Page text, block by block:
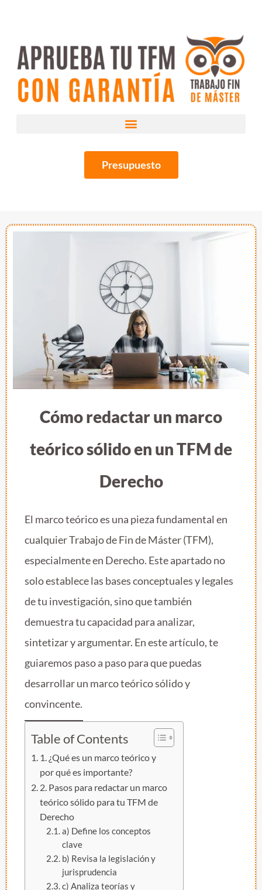
Presupuesto
Cómo redactar un marco
teórico sólido en un TFM de
Derecho
El marco teórico es una pieza fundamental en
cualquier Trabajo de Fin de Máster (TFM),
especialmente en Derecho. Este apartado no
solo establece las bases conceptuales y legales
de tu investigación, sino que también
demuestra tu capacidad para analizar,
sintetizar y argumentar. En este artículo, te
guiaremos paso a paso para que puedas
desarrollar un marco teórico sólido y
convincente.
Table of Contents
1. ¿Qué es un marco teórico y
por qué es importante?
2. Pasos para redactar un marco
teórico sólido para tu TFM de
Derecho
a) Define los conceptos
clave
b) Revisa la legislación y
jurisprudencia
c) Analiza teorías y